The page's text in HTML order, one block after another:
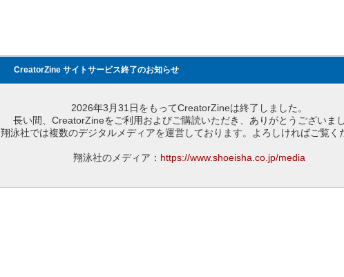
CreatorZine サイトサービス終了のお知らせ
2026年3月31日をもってCreatorZineは終了しました。
長い間、CreatorZineをご利用およびご購読いただき、ありがとうございまし
翔泳社では複数のデジタルメディアを運営しております。よろしければご覧く
翔泳社のメディア： https://www.shoeisha.co.jp/media